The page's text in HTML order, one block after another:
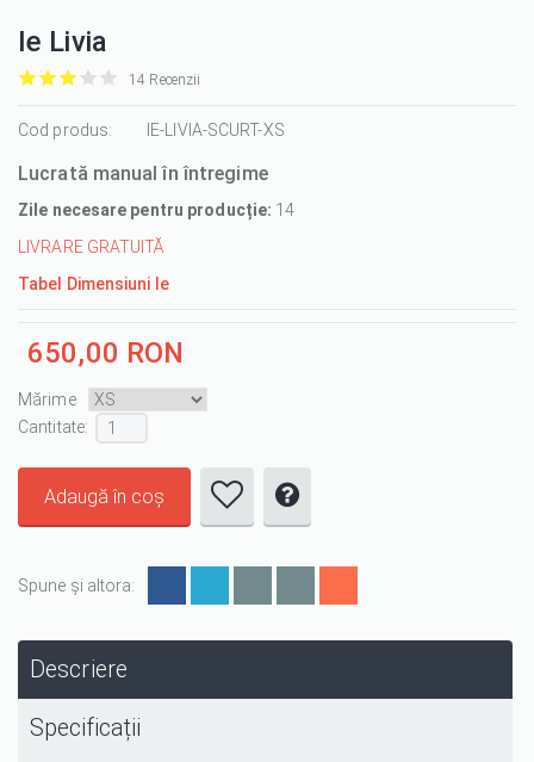
Ie Livia
it
1/5
it
2/5
it
3/5
it
4/5
it
5/5
14 Recenzii
Cod produs: IE-LIVIA-SCURT-XS
Lucrată manual în întregime
Zile necesare pentru producție: 14
LIVRARE GRATUITĂ
Tabel Dimensiuni Ie
650,00 RON
Mărime
Cantitate :
Spune și altora:
Descriere
Specificații